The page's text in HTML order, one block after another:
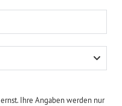
ernst. Ihre Angaben werden nur